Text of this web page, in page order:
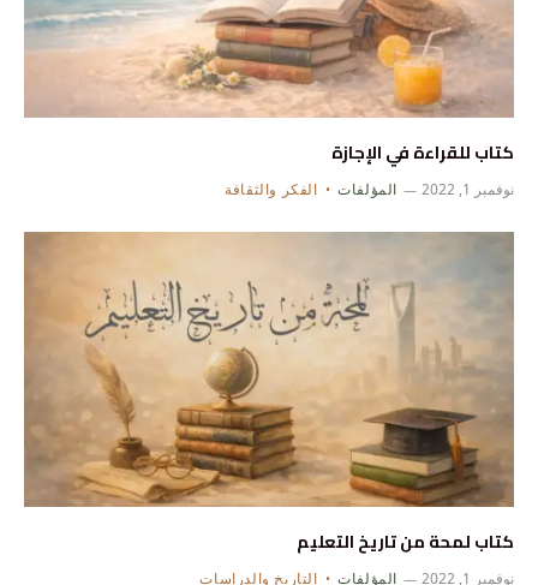
كتاب للقراءة في الإجازة
نوفمبر 1, 2022 المؤلفات الفكر والثقافة
كتاب لمحة من تاريخ التعليم
نوفمبر 1, 2022 المؤلفات التاريخ والدراسات